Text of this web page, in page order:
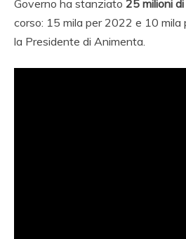
Governo ha stanziato 25 milioni
corso: 15 mila per 2022 e 10 mila
la Presidente di Animenta.